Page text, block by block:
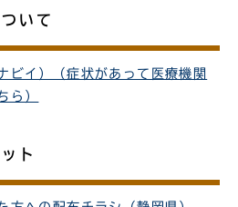
いて
ビイ）（症状があって医療機関
ら）
ト